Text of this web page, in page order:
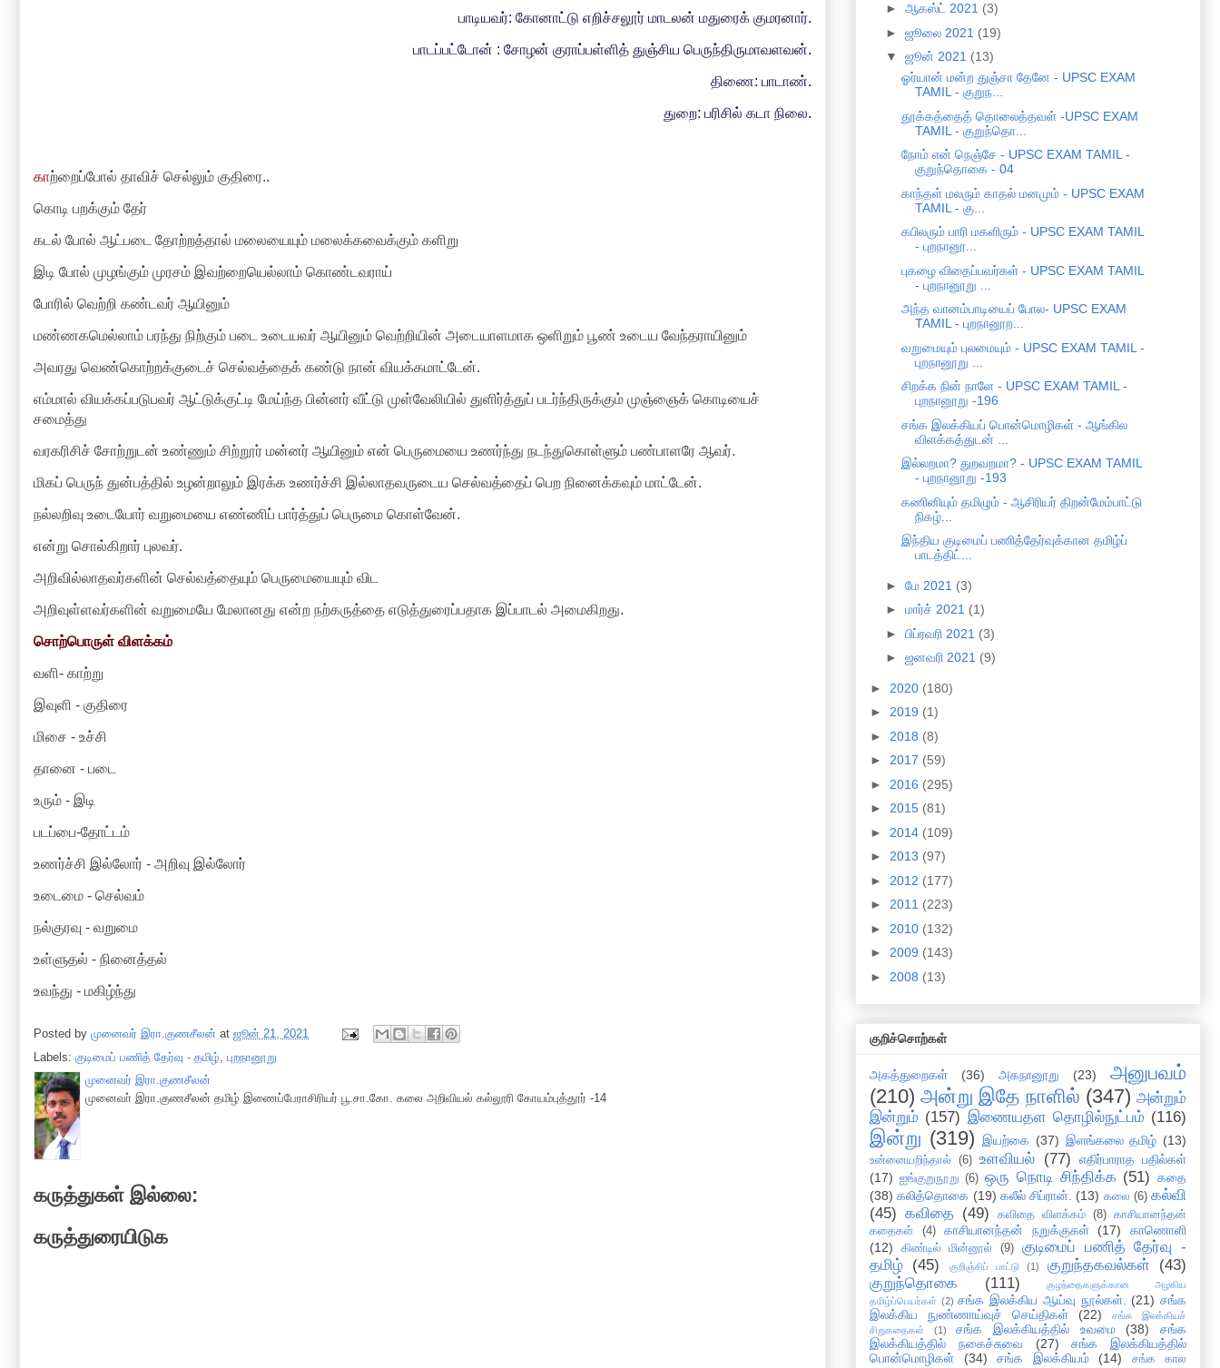
பாடியவர்: கோனாட்டு எறிச்சலூர் மாடலன் மதுரைக் குமரனார்.
பாடப்பட்டோன் : சோழன் குராப்பள்ளித் துஞ்சிய பெருந்திருமாவளவன்.
திணை: பாடாண்.
துறை: பரிசில் கடா நிலை.
காற்றைப்போல் தாவிச் செல்லும் குதிரை..
கொடி பறக்கும் தேர்
கடல் போல் ஆட்படை தோற்றத்தால் மலையையும் மலைக்கவைக்கும் களிறு
இடி போல் முழங்கும் முரசம் இவற்றையெல்லாம் கொண்டவராய்
போரில் வெற்றி கண்டவர் ஆயினும்
மண்ணகமெல்லாம் பரந்து நிற்கும் படை உடையவர் ஆயினும் வெற்றியின் அடையாளமாக ஒளிறும் பூண் உடைய வேந்தராயினும்
அவரது வெண்கொற்றக்குடைச் செல்வத்தைக் கண்டு நான் வியக்கமாட்டேன்.
எம்மால் வியக்கப்படுபவர் ஆட்டுக்குட்டி மேய்ந்த பின்னர் வீட்டு முள்வேலியில் துளிர்த்துப் படர்ந்திருக்கும் முஞ்ஞைக் கொடியைச்
சமைத்து
வரகரிசிச் சோற்றுடன் உண்ணும் சிற்றூர் மன்னர் ஆயினும் என் பெருமையை உணர்ந்து நடந்துகொள்ளும் பண்பாளரே ஆவர்.
மிகப் பெருந் துன்பத்தில் உழன்றாலும் இரக்க உணர்ச்சி இல்லாதவருடைய செல்வத்தைப் பெற நினைக்கவும் மாட்டேன்.
நல்லறிவு உடையோர் வறுமையை எண்ணிப் பார்த்துப் பெருமை கொள்வேன்.
என்று சொல்கிறார் புலவர்.
அறிவில்லாதவர்களின் செல்வத்தையும் பெருமையையும் விட
அறிவுள்ளவர்களின் வறுமையே மேலானது என்ற நற்கருத்தை எடுத்துரைப்பதாக இப்பாடல் அமைகிறது.
சொற்பொருள் விளக்கம்
வளி- காற்று
இவுளி - குதிரை
மிசை - உச்சி
தானை - படை
உரும் - இடி
படப்பை-தோட்டம்
உணர்ச்சி இல்லோர் - அறிவு இல்லோர்
உடைமை - செல்வம்
நல்குரவு - வறுமை
உள்ளுதல் - நினைத்தல்
உவந்து - மகிழ்ந்து
Posted by முனைவர் இரா.குணசீலன் at ஜூன் 21, 2021
Labels: குடிமைப் பணித் தேர்வு - தமிழ், புறநானூறு
முனைவர் இரா.குணசீலன்
முனைவா் இரா.குணசீலன் தமிழ் இணைப்பேராசிரியர் பூ.சா.கோ. கலை அறிவியல் கல்லூரி கோயம்புத்தூர் -14
கருத்துகள் இல்லை:
கருத்துரையிடுக
► ஆகஸ்ட் 2021 (3)
► ஜூலை 2021 (19)
▼ ஜூன் 2021 (13)
ஓர்யான் மன்ற துஞ்சா தேனே - UPSC EXAM
TAMIL - குறுந...
தூக்கத்தைத் தொலைத்தவள் -UPSC EXAM
TAMIL - குறுந்தொ...
நோம் என் நெஞ்சே - UPSC EXAM TAMIL -
குறுந்தொகை - 04
காந்தள் மலரும் காதல் மனமும் - UPSC EXAM
TAMIL - கு...
கபிலரும் பாரி மகளிரும் - UPSC EXAM TAMIL
- புறநானூ...
புகழை விதைப்பவர்கள் - UPSC EXAM TAMIL
- புறநானூறு ...
அந்த வானம்பாடியைப் போல- UPSC EXAM
TAMIL - புறநானூற...
வறுமையும் புலமையும் - UPSC EXAM TAMIL -
புறநானூறு ...
சிறக்க நின் நாளே - UPSC EXAM TAMIL -
புறநானூறு -196
சங்க இலக்கியப் பொன்மொழிகள் - ஆங்கில
விளக்கத்துடன் ...
இல்லறமா? துறவறமா? - UPSC EXAM TAMIL
- புறநானூறு -193
கணினியும் தமிழும் - ஆசிரியர் திறன்மேம்பாட்டு
நிகழ்...
இந்திய குடிமைப் பணித்தேர்வுக்கான தமிழ்ப்
பாடத்திட்...
► மே 2021 (3)
► மார்ச் 2021 (1)
► பிப்ரவரி 2021 (3)
► ஜனவரி 2021 (9)
► 2020 (180)
► 2019 (1)
► 2018 (8)
► 2017 (59)
► 2016 (295)
► 2015 (81)
► 2014 (109)
► 2013 (97)
► 2012 (177)
► 2011 (223)
► 2010 (132)
► 2009 (143)
► 2008 (13)
குறிச்சொற்கள்
அகத்துறைகள் (36) அகநானூறு (23)
அனுபவம்
(210) அன்று இதே நாளில் (347) அன்றும்
இன்றும் (157) இணையதள தொழில்நுட்பம் (116)
இன்று (319) இயற்கை (37) இளங்கலை தமிழ் (13)
உன்னையறிந்தால் (6) உளவியல் (77)
எதிர்பாராத பதில்கள்
(17) ஐங்குறுநூறு (6) ஒரு நொடி சிந்திக்க (51) கதை
(38) கலித்தொகை (19) கலீல் சிப்ரான். (13) கலை (6) கல்வி
(45) கவிதை (49) கவிதை விளக்கம் (8) காசியானந்தன்
கதைகள்
(4) காசியானந்தன் நறுக்குகள் (17)
காணொளி
(12)
கிண்டில் மின்னூல் (9)
குடிமைப் பணித் தேர்வு -
தமிழ் (45) குறிஞ்சிப் பாட்டு (1) குறுந்தகவல்கள்
(43)
குறுந்தொகை
(111)
குழந்தைகளுக்கான அழகிய
தமிழ்ப்பெயர்கள் (2) சங்க இலக்கிய ஆய்வு நூல்கள். (21) சங்க
இலக்கிய நுண்ணாய்வுச் செய்திகள்
(22)
சங்க இலக்கியச்
சிறுகதைகள்
(1) சங்க இலக்கியத்தில் உவமை (38)
சங்க
இலக்கியத்தில் நகைச்சுவை
(27)
சங்க இலக்கியத்தில்
பொன்மொழிகள்
(34) சங்க இலக்கியம் (14)
சங்க கால